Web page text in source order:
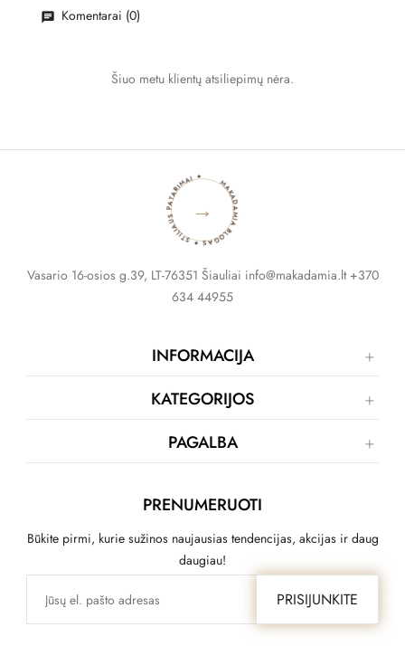
Komentarai (0)
Šiuo metu klientų atsiliepimų nėra.
MAKADAMIA BLOGAS ✦ STILIAUS PATARIMAI ✦
→
Vasario 16-osios g.39, LT-76351 Šiauliai info@makadamia.lt +370
634 44955
INFORMACIJA
KATEGORIJOS
PAGALBA
PRENUMERUOTI
Būkite pirmi, kurie sužinos naujausias tendencijas, akcijas ir daug
daugiau!
PRISIJUNKITE